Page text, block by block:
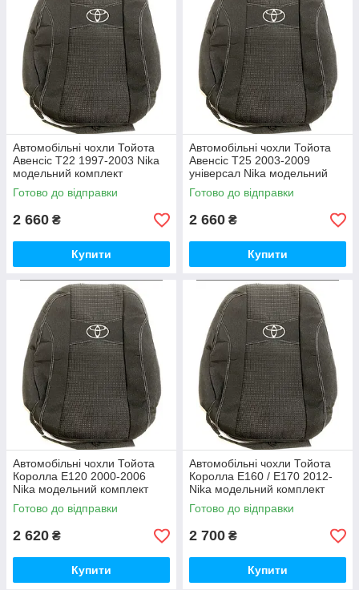
Автомобільні чохли Тойота
Авенсіс T22 1997-2003 Nika
модельний комплект
Готово до відправки
2 660 ₴
Купити
Автомобільні чохли Тойота
Авенсіс T25 2003-2009
універсал Nika модельний
комплект
Готово до відправки
2 660 ₴
Купити
Автомобільні чохли Тойота
Королла E120 2000-2006
Nika модельний комплект
Готово до відправки
2 620 ₴
Купити
Автомобільні чохли Тойота
Королла E160 / E170 2012-
Nika модельний комплект
Готово до відправки
2 700 ₴
Купити